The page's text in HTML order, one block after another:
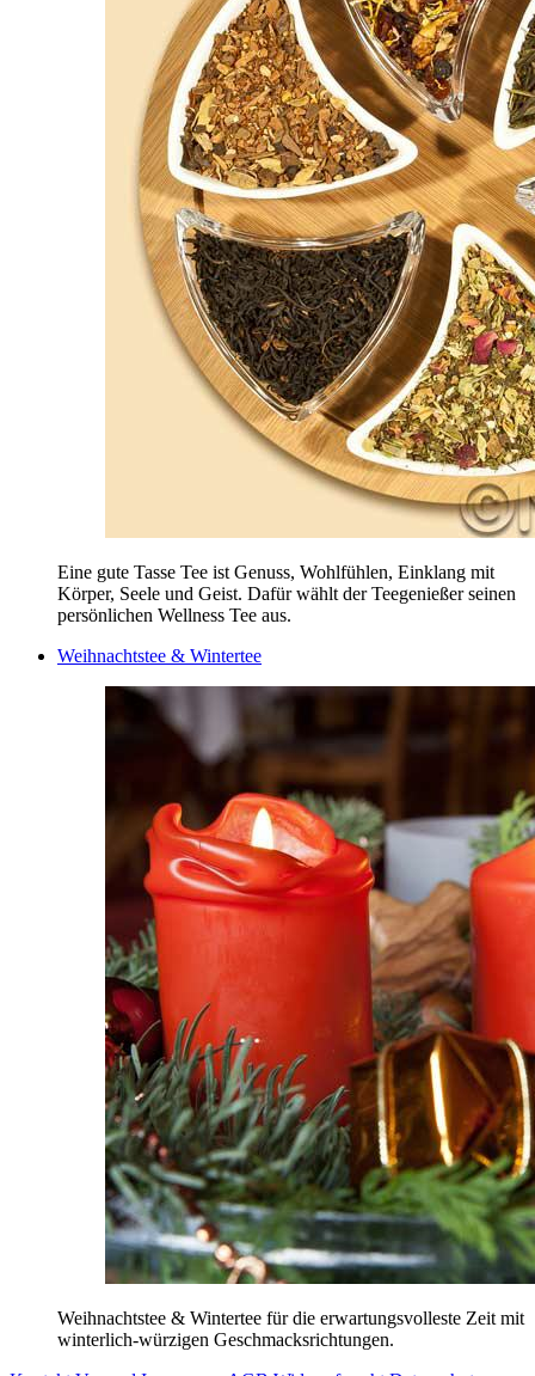
Eine gute Tasse Tee ist Genuss, Wohlfühlen, Einklang mit
Körper, Seele und Geist. Dafür wählt der Teegenießer seinen
persönlichen Wellness Tee aus.
Weihnachtstee & Wintertee
Weihnachtstee & Wintertee für die erwartungsvolleste Zeit mit
winterlich-würzigen Geschmacksrichtungen.